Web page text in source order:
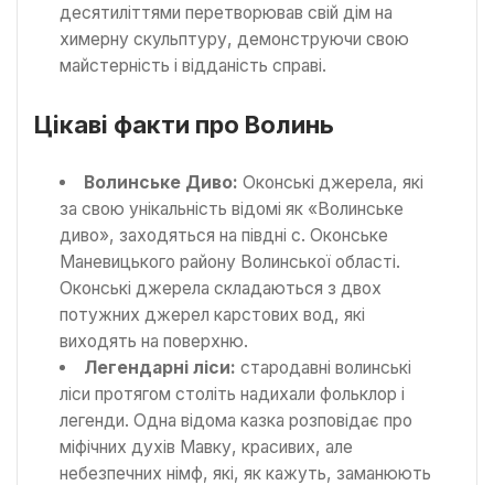
десятиліттями перетворював свій дім на
химерну скульптуру, демонструючи свою
майстерність і відданість справі.
Цікаві факти про Волинь
Волинське Диво: Оконські джерела, які
за свою унікальність відомі як «Волинське
диво», заходяться на півдні с. Оконське
Маневицького району Волинської області.
Оконські джерела складаються з двох
потужних джерел карстових вод, які
виходять на поверхню.
Легендарні ліси: стародавні волинські
ліси протягом століть надихали фольклор і
легенди. Одна відома казка розповідає про
міфічних духів Мавку, красивих, але
небезпечних німф, які, як кажуть, заманюють